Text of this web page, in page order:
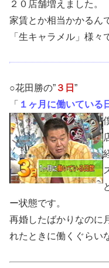
２０店舗増えました。
家賃とか相当かかるん
「生キャラメル」様々
○花田勝の” ３日 ”
「 １ヶ月に働いている
ー状態です。
再婚したばかりなのに
れたときに働くぐらい